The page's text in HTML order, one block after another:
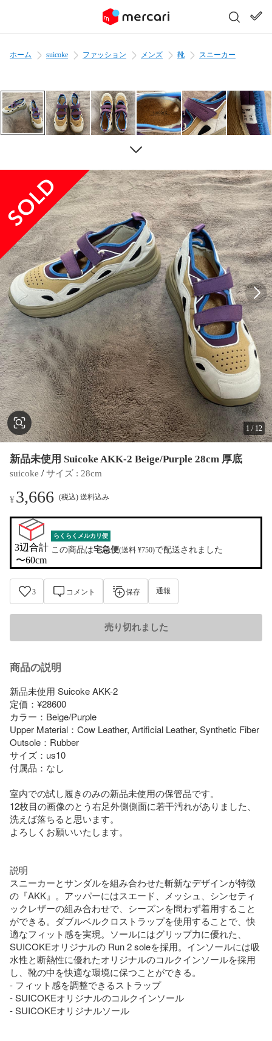
ホーム suicoke ファッション メンズ 靴 スニーカー
1 / 12
新品未使用 Suicoke AKK-2 Beige/Purple 28cm 厚底
suicoke / サイズ : 28cm
¥3,666 (税込) 送料込み
3辺合計
〜60cm
らくらくメルカリ便
この商品は宅急便(送料 ¥750)で配送されました
3 コメント 保存 通報
売り切れました
商品の説明
新品未使用 Suicoke AKK-2
定価：¥28600
カラー：Beige/Purple
Upper Material：Cow Leather, Artificial Leather, Synthetic Fiber
Outsole：Rubber
サイズ：us10
付属品：なし
室内での試し履きのみの新品未使用の保管品です。
12枚目の画像のとう右足外側側面に若干汚れがありました、
洗えば落ちると思います。
よろしくお願いいたします。
説明
スニーカーとサンダルを組み合わせた斬新なデザインが特徴
の『AKK』。アッパーにはスエード、メッシュ、シンセティ
ックレザーの組み合わせで、シーズンを問わず着用すること
ができる。ダブルベルクロストラップを使用することで、快
適なフィット感を実現。ソールにはグリップ力に優れた、
SUICOKEオリジナルの Run 2 soleを採用。インソールには吸
水性と断熱性に優れたオリジナルのコルクインソールを採用
し、靴の中を快適な環境に保つことができる。
- フィット感を調整できるストラップ
- SUICOKEオリジナルのコルクインソール
- SUICOKEオリジナルソール